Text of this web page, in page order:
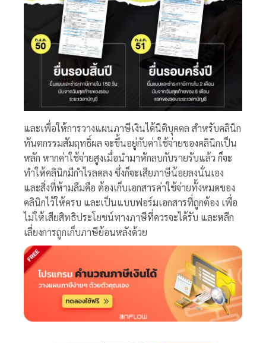
และเพื่อให้การวางแผนภาษีเงินได้นิติบุคคล สำหรับคลินิก
ทันตกรรมสัมฤทธิ์ผล จะขึ้นอยู่กับค่าใช้จ่ายของคลินิกเป็น
หลัก หากค่าใช้จ่ายสูงเมื่อนำมาหักลบกับรายรับแล้ว ก็จะ
ทำให้คลินิกมีกำไรลดลง ซึ่งก็จะเสียภาษีน้อยลงนั่นเอง
และสิ่งที่ห้ามลืมคือ ต้องเก็บเอกสารค่าใช้จ่ายทั้งหมดของ
คลินิกไว้ให้ครบ และเป็นแบบฟอร์มเอกสารที่ถูกต้อง เพื่อ
ไม่ให้เสียสิทธิประโยชน์ทางภาษีที่ควรจะได้รับ และหลีก
เลี่ยงการถูกเก็บภาษีย้อนหลังด้วย